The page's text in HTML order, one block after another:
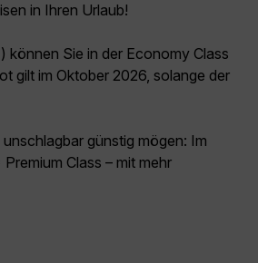
in Ihren Urlaub!
können Sie in der Economy Class
gilt im Oktober 2026, solange der
günstig mögen: Im
Class – mit mehr